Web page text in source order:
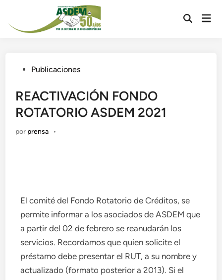
Publicaciones
REACTIVACIÓN FONDO
ROTATORIO ASDEM 2021
por prensa •
El comité del Fondo Rotatorio de Créditos, se
permite informar a los asociados de ASDEM que
a partir del 02 de febrero se reanudarán los
servicios. Recordamos que quien solicite el
préstamo debe presentar el RUT, a su nombre y
actualizado (formato posterior a 2013). Si el